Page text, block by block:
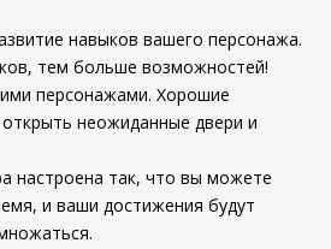
навыков вашего персонажа.
тем больше возможностей!
персонажами. Хорошие
неожиданные двери и
настроена так, что вы можете
и ваши достижения будут